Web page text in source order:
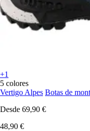
+1
5 colores
Vertigo Alpes Botas de
Desde 69,90 €
48,90 €